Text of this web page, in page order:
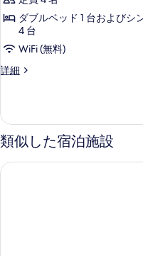
を
示
す
す
て
の
を
表
示
ビ
ー
詳
ク
ス
4
人
部
禁
煙
テ
ダブルベッド 1 台およびシ
4 台
WiFi (無料)
詳細
デ
ス
4
人
屋
類似した宿泊施設
ホテル アルガーニャ